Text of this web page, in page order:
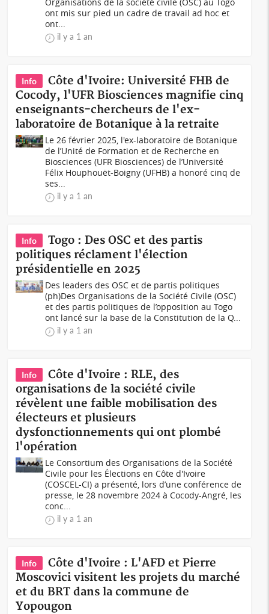
ont mis sur pied un cadre de travail ad hoc et
ont...
il y a 1 an
Info
Côte d'Ivoire: Université FHB de
Cocody, l'UFR Biosciences magnifie cinq
enseignants-chercheurs de l'ex-
laboratoire de Botanique à la retraite
Le 26 février 2025, l'ex-laboratoire de Botanique
de l’Unité de Formation et de Recherche en
Biosciences (UFR Biosciences) de l’Université
Félix Houphouët-Boigny (UFHB) a honoré cinq de
ses...
il y a 1 an
Info
Togo : Des OSC et des partis
politiques réclament l'élection
présidentielle en 2025
Des leaders des OSC et de partis politiques
(ph)Des Organisations de la Société Civile (OSC)
et des partis politiques de l’opposition au Togo
ont lancé sur la base de la Constitution de la Q...
il y a 1 an
Info
Côte d'Ivoire : RLE, des
organisations de la société civile
révèlent une faible mobilisation des
électeurs et plusieurs
dysfonctionnements qui ont plombé
l'opération
Le Consortium des Organisations de la Société
Civile pour les Élections en Côte d'Ivoire
(COSCEL-CI) a présenté, lors d’une conférence de
presse, le 28 novembre 2024 à Cocody-Angré, les
conc...
il y a 1 an
Info
Côte d'Ivoire : L'AFD et Pierre
Moscovici visitent les projets du marché
et du BRT dans la commune de
Yopougon